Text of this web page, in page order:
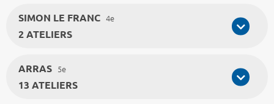
SIMON LE FRANC 4e
2 ATELIERS
ARRAS 5e
13 ATELIERS